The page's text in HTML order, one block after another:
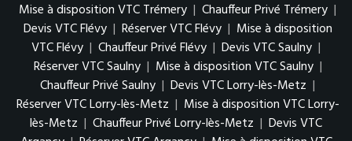
Mise à disposition VTC Trémery | Chauffeur Privé Trémery |
Devis VTC Flévy | Réserver VTC Flévy | Mise à disposition
VTC Flévy | Chauffeur Privé Flévy | Devis VTC Saulny |
Réserver VTC Saulny | Mise à disposition VTC Saulny |
Chauffeur Privé Saulny | Devis VTC Lorry-lès-Metz |
Réserver VTC Lorry-lès-Metz | Mise à disposition VTC Lorry-
lès-Metz | Chauffeur Privé Lorry-lès-Metz | Devis VTC